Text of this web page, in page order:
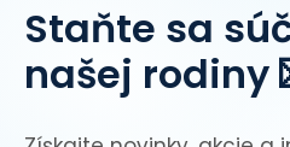
Staňte sa
našej rodiny